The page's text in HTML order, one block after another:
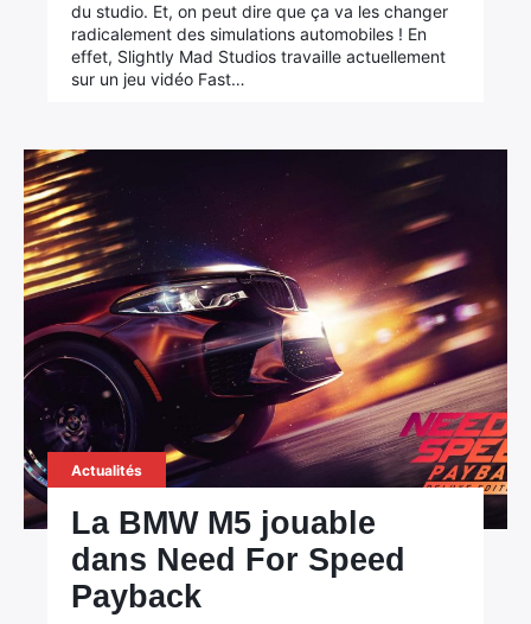
du studio. Et, on peut dire que ça va les changer
radicalement des simulations automobiles ! En
effet, Slightly Mad Studios travaille actuellement
sur un jeu vidéo Fast…
Actualités
La BMW M5 jouable
dans Need For Speed
Payback